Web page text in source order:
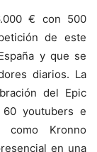
€ con 500
de este
y que se
diarios. La
del Epic
youtubers e
como Kronno
en una